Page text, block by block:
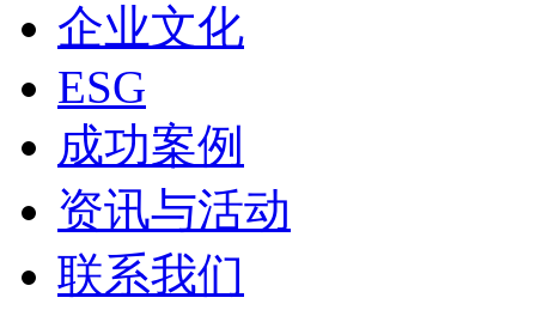
企业文化
ESG
成功案例
资讯与活动
联系我们